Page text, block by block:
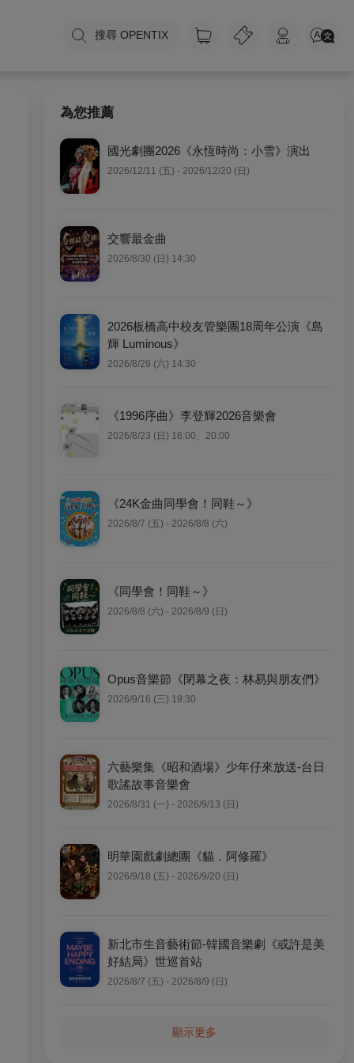
搜尋 OPENTIX
為您推薦
國光劇團2026《永恆時尚：小雪》演出
2026/12/11 (五) - 2026/12/20 (日)
交響最金曲
2026/8/30 (日) 14:30
2026板橋高中校友管樂團18周年公演《島
輝 Luminous》
2026/8/29 (六) 14:30
《1996序曲》李登輝2026音樂會
2026/8/23 (日) 16:00、20:00
《24K金曲同學會！同鞋～》
2026/8/7 (五) - 2026/8/8 (六)
《同學會！同鞋～》
2026/8/8 (六) - 2026/8/9 (日)
Opus音樂節《閉幕之夜：林易與朋友們》
2026/9/16 (三) 19:30
六藝樂集《昭和酒場》少年仔來放送-台日
歌謠故事音樂會
2026/8/31 (一) - 2026/9/13 (日)
明華園戲劇總團《貓．阿修羅》
2026/9/18 (五) - 2026/9/20 (日)
新北市生音藝術節-韓國音樂劇《或許是美
好結局》世巡首站
2026/8/7 (五) - 2026/8/9 (日)
顯示更多